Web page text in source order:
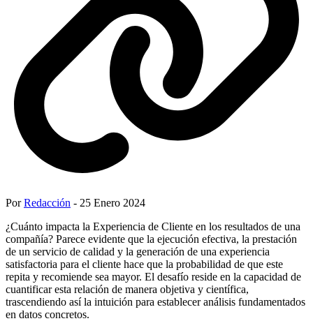
PorRedacción - 25 Enero 2024
¿Cuánto impacta la Experiencia de Cliente en los resultados de una
compañía? Parece evidente que la ejecución efectiva, la prestación
de un servicio de calidad y la generación de una experiencia
satisfactoria para el cliente hace que la probabilidad de que este
repita y recomiende sea mayor. El desafío reside en la capacidad de
cuantificar esta relación de manera objetiva y científica,
trascendiendo así la intuición para establecer análisis fundamentados
en datos concretos.